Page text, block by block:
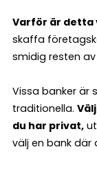
Varför är detta
skaffa
smidig resten
Vissa banker är
traditionella.
du har privat,
välj en bank där